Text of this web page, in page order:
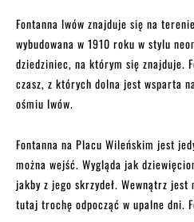
Fontanna lwów znajduje się na
wybudowana w 1910 roku w stylu
dziedziniec, na którym się znajduje.
czasz, z których dolna jest wsparta
ośmiu lwów.
Fontanna na Placu Wileńskim jest
można wejść. Wygląda jak
jakby z jego skrzydeł. Wewnątrz
tutaj trochę odpocząć w upalne dni.